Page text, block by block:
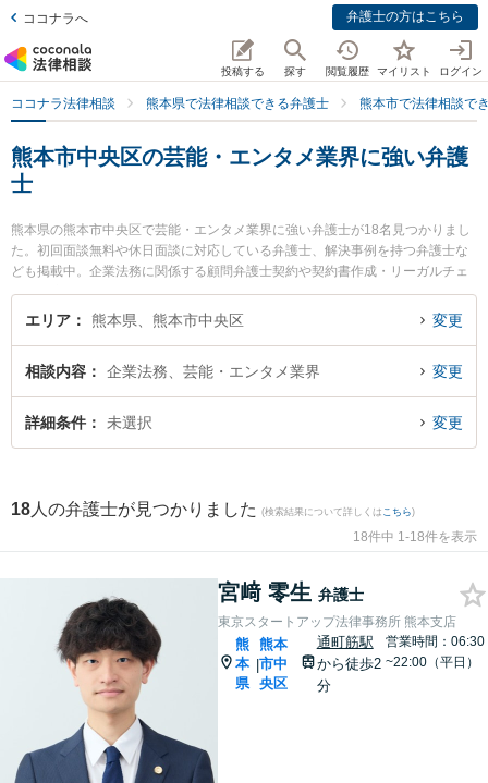
ココナラへ 弁護士の方はこちら
投稿する 探す 閲覧履歴 マイリスト ログイン
ココナラ法律相談 熊本県で法律相談できる弁護士 熊本市で法律相談で
熊本市中央区の芸能・エンタメ業界に強い弁護
士
熊本県の熊本市中央区で芸能・エンタメ業界に強い弁護士が18名見つかりまし
た。初回面談無料や休日面談に対応している弁護士、解決事例を持つ弁護士な
ども掲載中。企業法務に関係する顧問弁護士契約や契約書作成・リーガルチェ
ック、雇用契約書・就業規則作成等の細かな分野での絞り込み検索もでき便利
です。特に東京スタートアップ法律事務所 熊本支店の宮﨑 零生弁護士や銀河法
間に発生した芸能・エンタメ業界のトラブルを今すぐに弁護士に相談したい』
『芸能・エンタメ業界のトラブル解決の実績豊富な近くの弁護士を検索した
い』『初回相談無料で芸能・エンタメ業界を法律相談できる熊本市中央区内の
エリア 熊本県、熊本市中央区 変更
相談内容 企業法務、芸能・エンタメ業界 変更
詳細条件 未選択 変更
18 人の弁護士が見つかりました (検索結果について詳しくは こちら)
18件中 1-18件を表示
宮﨑 零生 弁護士
東京スタートアップ法律事務所 熊本支店
熊
本
県
|
熊本
市中
央区
通町筋駅
から徒歩2
分
営業時間：06:30
~22:00（平日）